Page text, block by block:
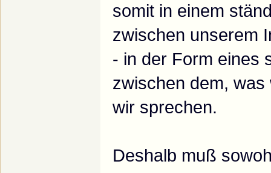
somit in einem
zwischen unserem
- in der Form eines
zwischen dem,
wir sprechen.
Deshalb muß